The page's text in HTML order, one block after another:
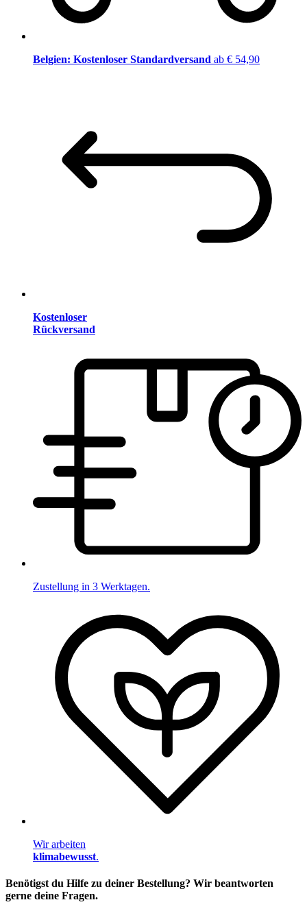
Belgien: Kostenloser Standardversand ab € 54,90
Kostenloser
Rückversand
Zustellung in 3 Werktagen.
Wir arbeiten
klimabewusst.
Benötigst du Hilfe zu deiner Bestellung? Wir beantworten
gerne deine Fragen.